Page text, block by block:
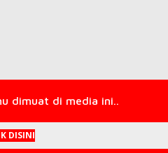
dimuat di media ini..
DISINI